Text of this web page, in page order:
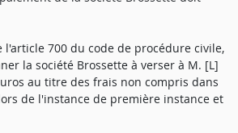
l'article 700 du code de procédure civile,
la société Brossette à verser à M. [L]
au titre des frais non compris dans
de l'instance de première instance et